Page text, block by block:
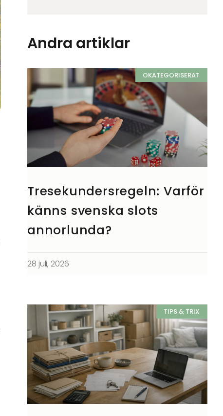
Andra artiklar
OKATEGORISERAT
Tresekundersregeln: Varför
känns svenska slots
annorlunda?
28 juli, 2026
TIPS & TRIX